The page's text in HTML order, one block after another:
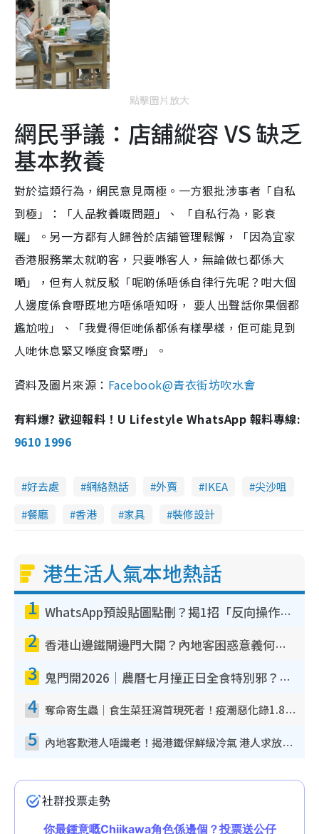
點擊圖片放大
網民爭議：店舖縱容 VS 缺乏
基本教養
對於這類行為，網民意見兩極。一方狠批涉事者「自私
到極」：「人品教養嘅問題」、 「自私行為，影衰
曬」。另一方都有人歸咎於店舖管理鬆懈，「因為宜家
香港服務業太就啲客，只要喺客人，無論做乜都係大
嗮」，但有人就反駁「呢啲係唔係自律行先呢？咁大個
人邊度係食嘢既地方唔係唔知呀， 要人出聲話你果個都
尷尬啦」、「我覺得佢哋係都係有樣學樣，佢可能見到
人哋休息緊又喺度食緊嘢」。
資料及圖片來源： Facebook@青衣街坊吹水會
有料爆? 歡迎報料！U Lifestyle WhatsApp 報料專線:
9610 1996
好去處 網絡熱話 外賣 IKEA
尖沙咀
餐廳
香港 家具 裝修設計
港生活人氣本地熱話
1 WhatsApp預設貼圖點刪？揭1招「反向操作」還原簡潔介面 附3步實測教學
2 香港山邊鐵閘邊門大開？內地客困惑意義何在！網民神回覆：呢種叫法理性防禦
3 鬼門開2026｜農曆七月撞正日全食特別邪？專家警告切忌做一事！揭4大禁忌+2招保平安
4 奪命寄生蟲｜食生菜狂瀉首現死者！疫潮惡化錄1.8萬宗病例 揭洗菜3大謬誤
5 內地客歎港人唔識老！揭港鐵保鮮級冷氣 港人求放過：咪投訴